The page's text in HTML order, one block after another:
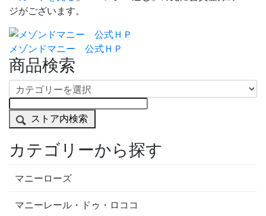
ジがございます。
メゾンドマニー 公式ＨＰ
商品検索
ストア内検索
カテゴリーから探す
マニーローズ
マニーレール・ドゥ・ロココ